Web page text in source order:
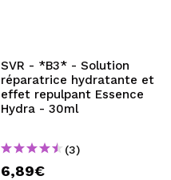
SVR - *B3* - Solution
réparatrice hydratante et
effet repulpant Essence
Hydra - 30ml
(3)
6,89€